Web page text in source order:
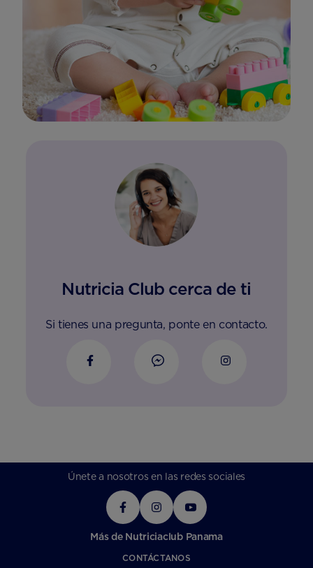
Nutricia Club cerca de ti
Si tienes una pregunta, ponte en contacto.
Únete a nosotros en las redes sociales
Más de Nutriciaclub Panama
CONTÁCTANOS